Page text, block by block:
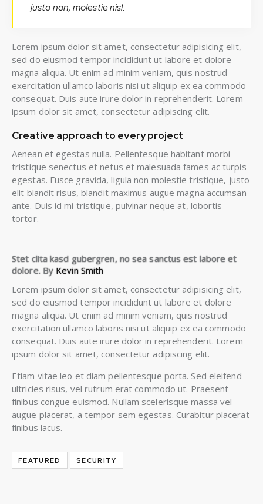
justo non, molestie nisl.
Lorem ipsum dolor sit amet, consectetur adipisicing elit,
sed do eiusmod tempor incididunt ut labore et dolore
magna aliqua. Ut enim ad minim veniam, quis nostrud
exercitation ullamco laboris nisi ut aliquip ex ea commodo
consequat. Duis aute irure dolor in reprehenderit. Lorem
ipsum dolor sit amet, consectetur adipiscing elit.
Creative approach to every project
Aenean et egestas nulla. Pellentesque habitant morbi
tristique senectus et netus et malesuada fames ac turpis
egestas. Fusce gravida, ligula non molestie tristique, justo
elit blandit risus, blandit maximus augue magna accumsan
ante. Duis id mi tristique, pulvinar neque at, lobortis
tortor.
Stet clita kasd gubergren, no sea sanctus est labore et
dolore. By Kevin Smith
Lorem ipsum dolor sit amet, consectetur adipisicing elit,
sed do eiusmod tempor incididunt ut labore et dolore
magna aliqua. Ut enim ad minim veniam, quis nostrud
exercitation ullamco laboris nisi ut aliquip ex ea commodo
consequat. Duis aute irure dolor in reprehenderit. Lorem
ipsum dolor sit amet, consectetur adipiscing elit.
Etiam vitae leo et diam pellentesque porta. Sed eleifend
ultricies risus, vel rutrum erat commodo ut. Praesent
finibus congue euismod. Nullam scelerisque massa vel
augue placerat, a tempor sem egestas. Curabitur placerat
finibus lacus.
FEATURED SECURITY